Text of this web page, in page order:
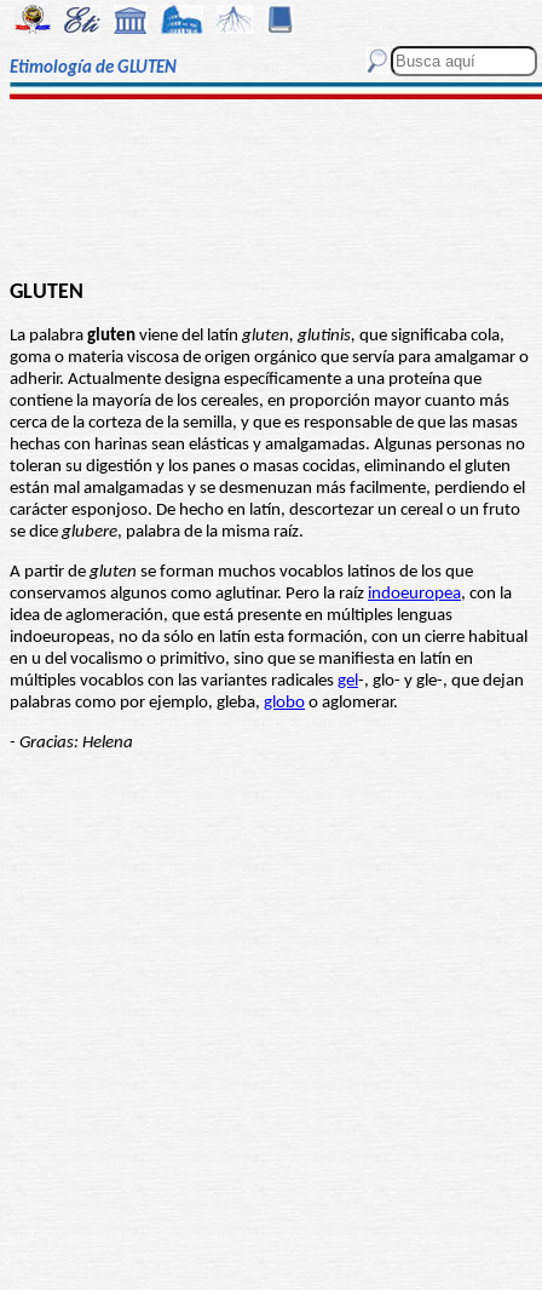
Etimología de GLUTEN
GLUTEN
La palabra gluten viene del latíngluten, glutinis, que significaba cola,
goma o materia viscosa de origen orgánico que servía para amalgamar o
adherir. Actualmente designa específicamente a una proteína que
contiene la mayoría de los cereales, en proporción mayor cuanto más
cerca de la corteza de la semilla, y que es responsable de que las masas
hechas con harinas sean elásticas y amalgamadas. Algunas personas no
toleran su digestión y los panes o masas cocidas, eliminando el gluten
están mal amalgamadas y se desmenuzan más facilmente, perdiendo el
carácter esponjoso. De hecho en latín, descortezar un cereal o un fruto
se diceglubere, palabra de la misma raíz.
A partir degluten se forman muchos vocablos latinos de los que
conservamos algunos como aglutinar. Pero la raíz indoeuropea, con la
idea de aglomeración, que está presente en múltiples lenguas
indoeuropeas, no da sólo en latín esta formación, con un cierre habitual
en u del vocalismo o primitivo, sino que se manifiesta en latín en
múltiples vocablos con las variantes radicales gel-, glo- y gle-, que dejan
palabras como por ejemplo, gleba, globo o aglomerar.
- Gracias: Helena